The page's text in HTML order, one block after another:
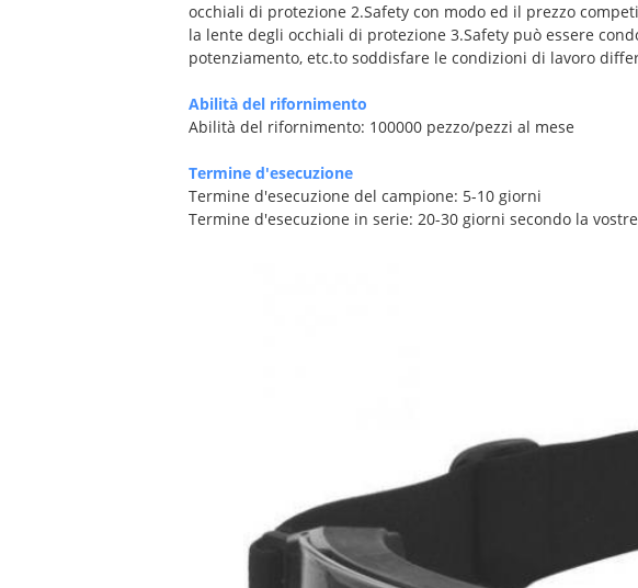
occhiali di protezione 2.Safety con modo ed il prezzo
la lente degli occhiali di protezione 3.Safety può essere
potenziamento, etc.to soddisfare le condizioni di lavoro
Abilità del rifornimento
Abilità del rifornimento: 100000 pezzo/pezzi al mese
Termine d'esecuzione
Termine d'esecuzione del campione: 5-10 giorni
Termine d'esecuzione in serie: 20-30 giorni secondo la